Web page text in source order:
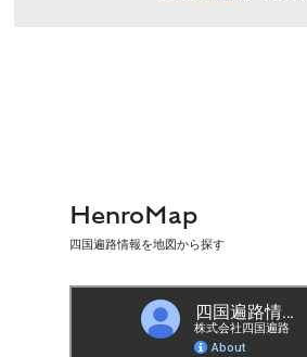
HenroMap
四国遍路情報を地図から探す